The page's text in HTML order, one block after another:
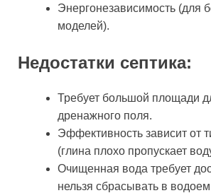
Энергонезависимость (для
моделей).
Недостатки септика:
Требует большой площади
дренажного поля.
Эффективность зависит от
(глина плохо пропускает
Очищенная вода требует
нельзя сбрасывать в